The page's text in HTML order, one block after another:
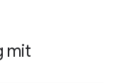
mit